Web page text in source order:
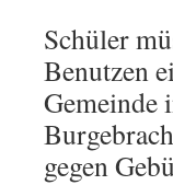
Schüler
Benutzen
Gemeinde
gegen